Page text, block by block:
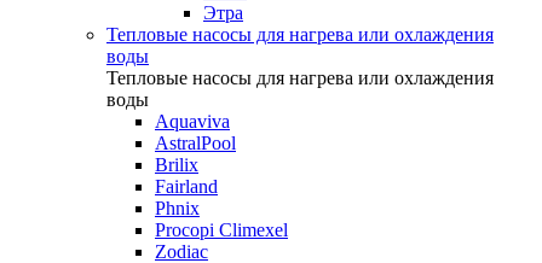
Этра
Тепловые насосы для нагрева или охлаждения
воды
Тепловые насосы для нагрева или охлаждения
воды
Aquaviva
AstralPool
Brilix
Fairland
Phnix
Procopi Climexel
Zodiac